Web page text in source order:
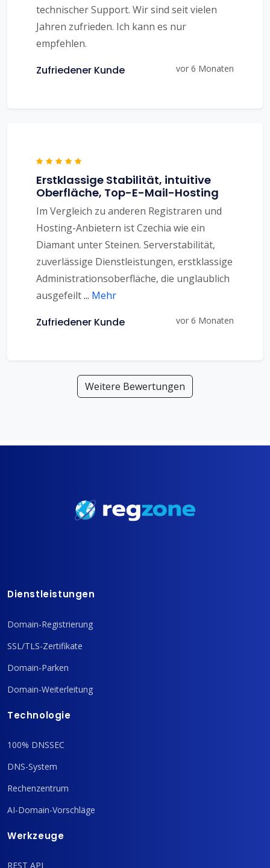
technischer Support. Wir sind seit vielen
Jahren zufrieden. Ich kann es nur
empfehlen.
Zufriedener Kunde vor 6 Monaten
Erstklassige Stabilität, intuitive
Oberfläche, Top-E-Mail-Hosting
Im Vergleich zu anderen Registraren und
Hosting-Anbietern ist Czechia wie ein
Diamant unter Steinen. Serverstabilität,
zuverlässige Dienstleistungen, erstklassige
Administrationsoberfläche, die unglaublich
ausgefeilt... Mehr
Zufriedener Kunde vor 6 Monaten
Weitere Bewertungen
Dienstleistungen
Domain-Registrierung
SSL/TLS-Zertifikate
Domain-Parken
Domain-Weiterleitung
Technologie
100% DNSSEC
DNS-System
Rechenzentrum
AI-Domain-Vorschläge
Werkzeuge
REST API